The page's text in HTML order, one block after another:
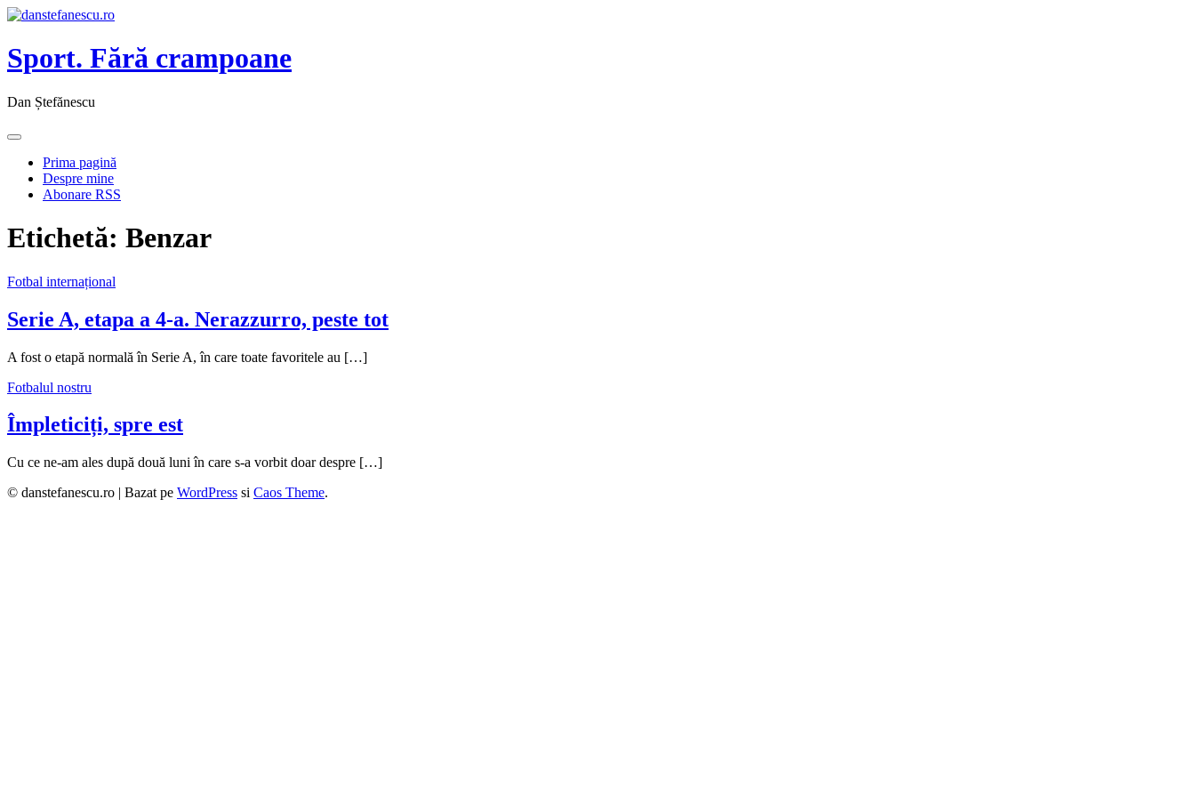
Sport. Fără crampoane
Dan Ștefănescu
Prima pagină
Despre mine
Abonare RSS
Etichetă: Benzar
Fotbal internațional
Serie A, etapa a 4-a. Nerazzurro, peste tot
A fost o etapă normală în Serie A, în care toate favoritele au […]
Fotbalul nostru
Împleticiți, spre est
Cu ce ne-am ales după două luni în care s-a vorbit doar despre […]
© danstefanescu.ro | Bazat pe WordPress si Caos Theme.